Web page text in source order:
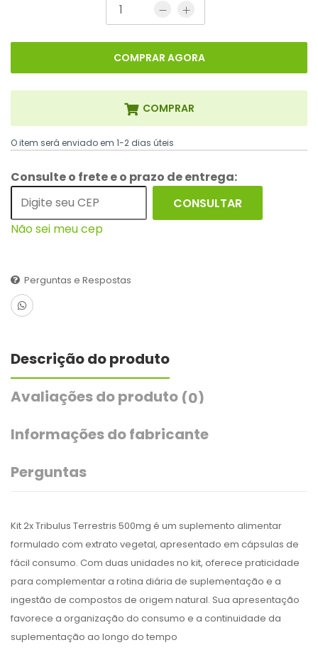
COMPRAR
COMPRAR AGORA
O item será enviado em 1-2 dias úteis
Consulte o frete e o prazo de entrega:
CONSULTAR
Não sei meu cep
Perguntas e Respostas
Descrição do produto
Avaliações do produto (0)
Informações do fabricante
Perguntas
Kit 2x Tribulus Terrestris 500mg é um suplemento alimentar
formulado com extrato vegetal, apresentado em cápsulas de
fácil consumo. Com duas unidades no kit, oferece praticidade
para complementar a rotina diária de suplementação e a
ingestão de compostos de origem natural. Sua apresentação
favorece a organização do consumo e a continuidade da
suplementação ao longo do tempo